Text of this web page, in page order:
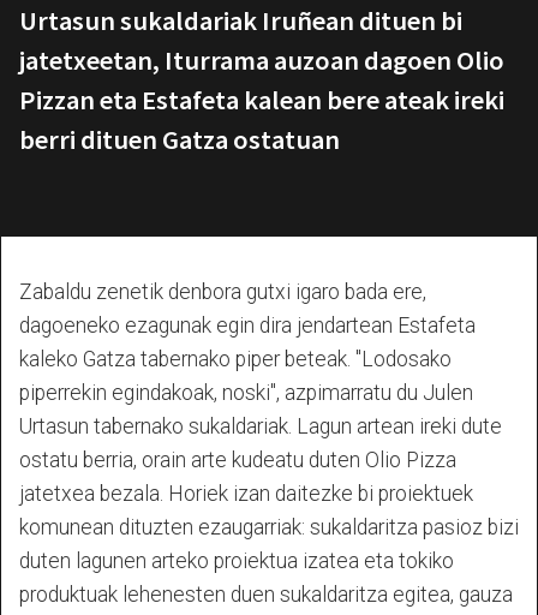
Urtasun sukaldariak Iruñean dituen bi
jatetxeetan, Iturrama auzoan dagoen Olio
Pizzan eta Estafeta kalean bere ateak ireki
berri dituen Gatza ostatuan
Zabaldu zenetik denbora gutxi igaro bada ere,
dagoeneko ezagunak egin dira jendartean Estafeta
kaleko Gatza tabernako piper beteak. "Lodosako
piperrekin egindakoak, noski", azpimarratu du Julen
Urtasun tabernako sukaldariak. Lagun artean ireki dute
ostatu berria, orain arte kudeatu duten Olio Pizza
jatetxea bezala. Horiek izan daitezke bi proiektuek
komunean dituzten ezaugarriak: sukaldaritza pasioz bizi
duten lagunen arteko proiektua izatea eta tokiko
produktuak lehenesten duen sukaldaritza egitea, gauza